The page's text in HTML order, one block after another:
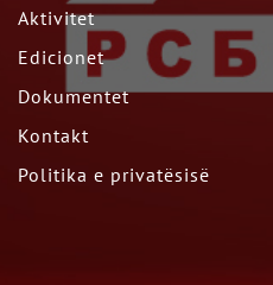
Aktivitet
Edicionet
Dokumentet
Kontakt
Politika e privatësisë